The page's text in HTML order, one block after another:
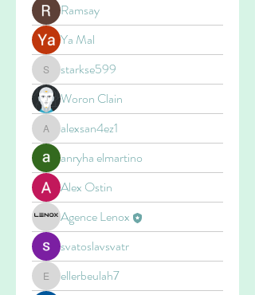
Ramsay
Ya Mal
starkse599
starkse599
Woron Clain
alexsan4ez1
alexsan4ez1
anryha elmartino
Alex Ostin
Agence Lenox
svatoslavsvatr
ellerbeulah7
ellerbeulah7